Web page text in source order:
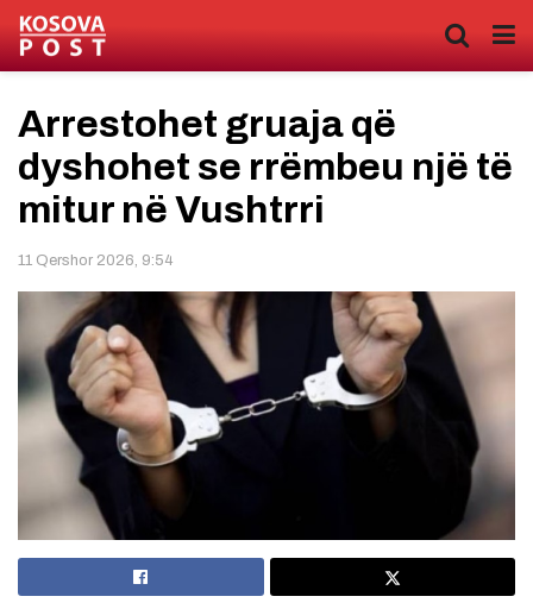
Arrestohet gruaja që
dyshohet se rrëmbeu një të
mitur në Vushtrri
11 Qershor 2026, 9:54